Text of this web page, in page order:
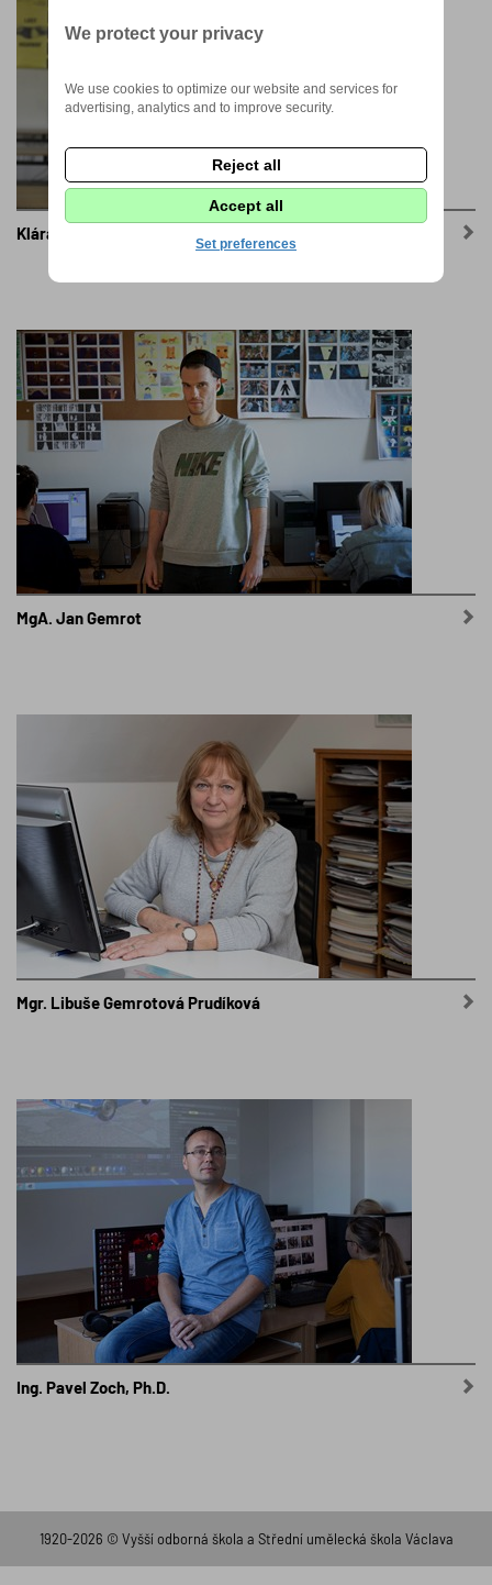
Klára Svobodová
MgA. Jan Gemrot
Mgr. Libuše Gemrotová Prudíková
Ing. Pavel Zoch, Ph.D.
1920-2026 © Vyšší odborná škola a Střední umělecká škola Václava
We protect your privacy
We use cookies to optimize our website and services for
advertising, analytics and to improve security.
Reject all
Accept all
Set preferences